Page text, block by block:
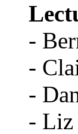
-
-
-
- Liz